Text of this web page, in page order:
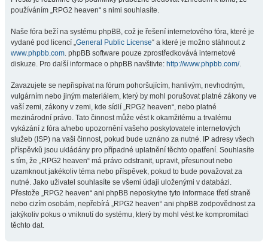
používáním „RPG2 heaven“ s nimi souhlasíte.
Naše fóra beží na systému phpBB, což je řešení internetového fóra, které je
vydané pod licencí „General Public License“ a které je možno stáhnout z
www.phpbb.com. phpBB software pouze zprostředkovává internetové
diskuze. Pro další informace o phpBB navštivte: http://www.phpbb.com/.
Zavazujete se nepřispívat na fórum pohoršujícím, hanlivým, nevhodným,
vulgárním nebo jiným materiálem, který by mohl porušovat platné zákony ve
vaší zemi, zákony v zemi, kde sídlí „RPG2 heaven“, nebo platné
mezinárodní právo. Tato činnost může vést k okamžitému a trvalému
vykázání z fóra a/nebo upozornění vašeho poskytovatele internetových
služeb (ISP) na vaši činnost, pokud bude uznáno za nutné. IP adresy všech
příspěvků jsou ukládány pro případné uplatnění těchto opatření. Souhlasíte
s tím, že „RPG2 heaven“ má právo odstranit, upravit, přesunout nebo
uzamknout jakékoliv téma nebo příspěvek, pokud to bude považovat za
nutné. Jako uživatel souhlasíte se všemi údaji uloženými v databázi.
Přestože „RPG2 heaven“ ani phpBB neposkytne tyto informace třetí straně
nebo cizím osobám, nepřebírá „RPG2 heaven“ ani phpBB zodpovědnost za
jakýkoliv pokus o vniknutí do systému, který by mohl vést ke kompromitaci
těchto dat.